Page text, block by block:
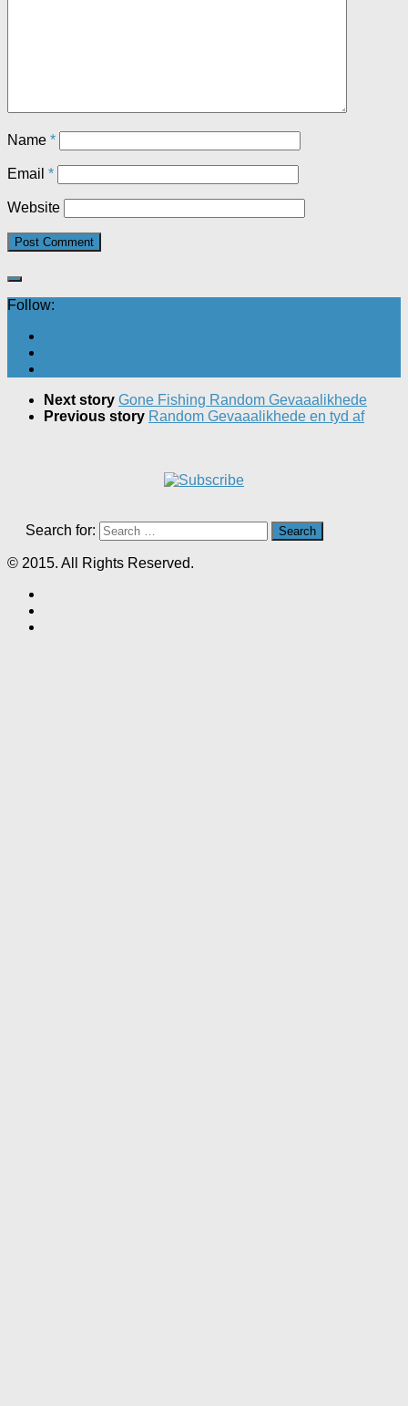
Name *
Email *
Website
Follow:
Next story Gone Fishing Random Gevaaalikhede
Previous story Random Gevaaalikhede en tyd af
Search for:
© 2015. All Rights Reserved.